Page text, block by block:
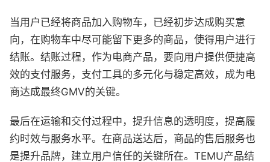
当用户已经将商品加入购物车，已经初步达成购买意
向，在购物车中尽可能留下更多的商品，使得用户进行
结账。结账过程，作为电商产品，要向用户提供便捷高
效的支付服务，支付工具的多元化与稳定高效，成为电
商达成最终GMV的关键。
最后在运输和交付过程中，提升信息的透明度，提高履
约时效与服务水平。在商品送达后，商品的售后服务也
是提升品牌，建立用户信任的关键所在。TEMU产品结